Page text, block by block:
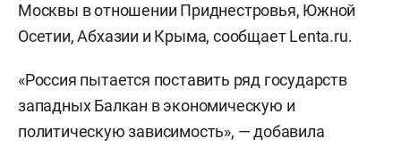
Москвы в отношении Приднестровья, Южной
Осетии, Абхазии и Крыма, сообщает Lenta.ru.
«Россия пытается поставить ряд государств
западных Балкан в экономическую и
политическую зависимость», — добавила